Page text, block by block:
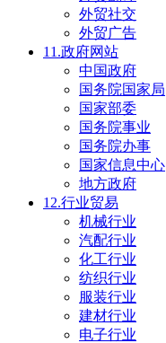
外贸社交
外贸广告
11.政府网站
中国政府
国务院国家局
国家部委
国务院事业
国务院办事
国家信息中心
地方政府
12.行业贸易
机械行业
汽配行业
化工行业
纺织行业
服装行业
建材行业
电子行业